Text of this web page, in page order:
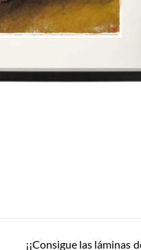
¡¡Consigue las láminas